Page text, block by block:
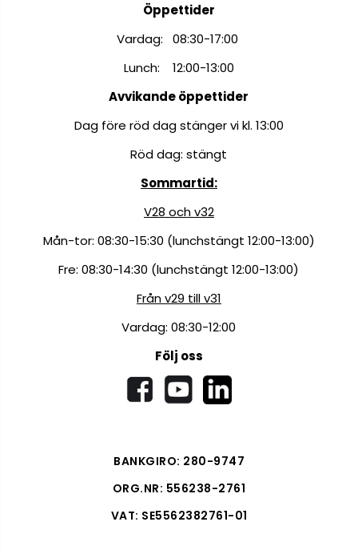
Öppettider
Vardag: 08:30-17:00
Lunch: 12:00-13:00
Avvikande öppettider
Dag före röd dag stänger vi kl. 13:00
Röd dag: stängt
Sommartid:
V28 och v32
Mån-tor: 08:30-15:30 (lunchstängt 12:00-13:00)
Fre: 08:30-14:30 (lunchstängt 12:00-13:00)
Från v29 till v31
Vardag: 08:30-12:00
Följ oss
BANKGIRO: 280-9747
ORG.NR: 556238-2761
VAT: SE5562382761-01